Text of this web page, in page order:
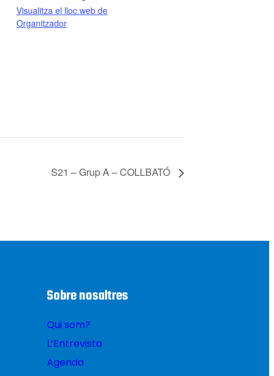
Visualitza el lloc web de
Organitzador
S21 – Grup A – COLLBATÓ
Sobre nosaltres
Qui som?
L’Entrevista
Agenda